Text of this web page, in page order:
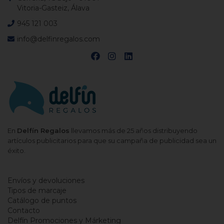
En Delfín Regalos llevamos más de 25 años distribuyendo
artículos publicitarios para que su campaña de publicidad sea un
éxito.
Vitoria-Gasteiz, Álava
945 121 003
info@delfinregalos.com
Envíos y devoluciones
Tipos de marcaje
Catálogo de puntos
Contacto
Delfín Promociones y Márketing